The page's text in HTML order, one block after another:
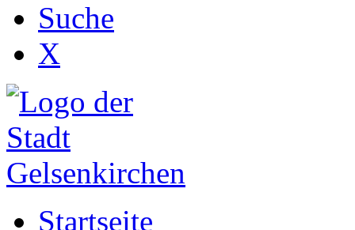
Suche
X
Startseite